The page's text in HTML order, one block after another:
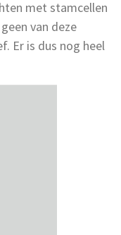
met stamcellen
van deze
Er is dus nog heel